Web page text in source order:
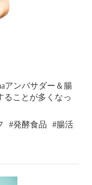
アンバサダー＆腸
ることが多くなっ
発酵食品 腸活